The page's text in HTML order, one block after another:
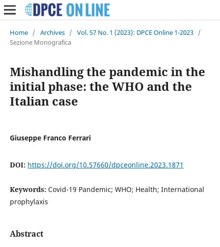
Home / Archives / Vol. 57 No. 1 (2023): DPCE Online 1-2023 /
Sezione Monografica
Mishandling the pandemic in the
initial phase: the WHO and the
Italian case
Giuseppe Franco Ferrari
DOI: https://doi.org/10.57660/dpceonline.2023.1871
Keywords: Covid-19 Pandemic; WHO; Health; International
prophylaxis
Abstract